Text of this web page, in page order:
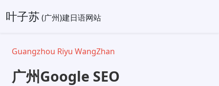
叶子苏 (广州)建日语网站
Guangzhou Riyu WangZhan
广州Google SEO